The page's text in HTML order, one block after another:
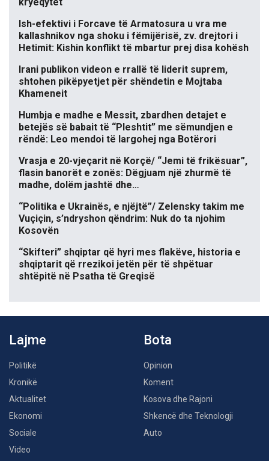
Ish-efektivi i Forcave të Armatosura u vra me
kallashnikov nga shoku i fëmijërisë, zv. drejtori i
Hetimit: Kishin konflikt të mbartur prej disa kohësh
Irani publikon videon e rrallë të liderit suprem,
shtohen pikëpyetjet për shëndetin e Mojtaba
Khameneit
Humbja e madhe e Messit, zbardhen detajet e
betejës së babait të “Pleshtit” me sëmundjen e
rëndë: Leo mendoi të largohej nga Botërori
Vrasja e 20-vjeçarit në Korçë/ “Jemi të frikësuar”,
flasin banorët e zonës: Dëgjuam një zhurmë të
madhe, dolëm jashtë dhe…
“Politika e Ukrainës, e njëjtë”/ Zelensky takim me
Vuçiçin, s’ndryshon qëndrim: Nuk do ta njohim
Kosovën
“Skifteri” shqiptar që hyri mes flakëve, historia e
shqiptarit që rrezikoi jetën për të shpëtuar
shtëpitë në Psatha të Greqisë
Lajme
Politikë
Kronikë
Aktualitet
Ekonomi
Sociale
Video
Bota
Opinion
Koment
Kosova dhe Rajoni
Shkencë dhe Teknologji
Auto